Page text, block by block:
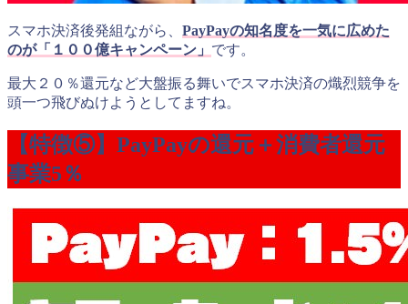
スマホ決済後発組ながら、 PayPayの知名度を一気に広めた
のが「１００億キャンペーン」 です。
最大２０％還元など大盤振る舞いでスマホ決済の熾烈競争を
頭一つ飛びぬけようとしてますね。
【特徴⑤】 PayPayの還元＋消費者還元
事業5％